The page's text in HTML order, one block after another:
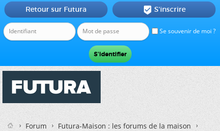
Se souvenir de moi ?
Retour sur Futura  S'inscrire
Forum
Futura-Maison : les forums de la maison